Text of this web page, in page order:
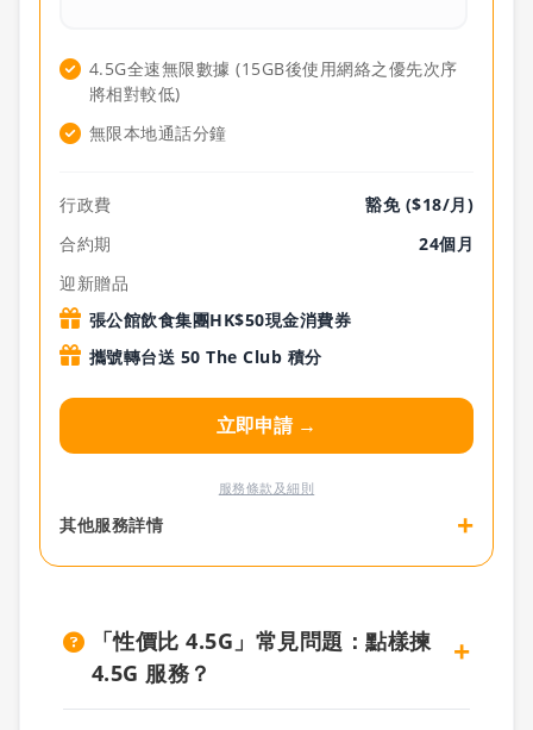
4.5G全速無限數據 (15GB後使用網絡之優先次序
將相對較低)
無限本地通話分鐘
行政費
豁免 ($18/月)
合約期
24個月
迎新贈品
張公館飲食集團HK$50現金消費券
攜號轉台送 50 The Club 積分
立即申請 →
服務條款及細則
其他服務詳情 +
「性價比 4.5G」常見問題：點樣揀
4.5G 服務？
+